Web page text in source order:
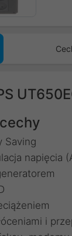
Saving
napięcia
i